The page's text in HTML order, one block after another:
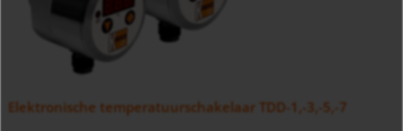
Elektronische temperatuurschakelaar TDD-1,-3,-5,-7